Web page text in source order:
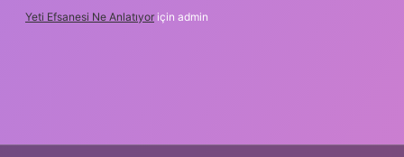
Yeti Efsanesi Ne Anlatıyor için admin